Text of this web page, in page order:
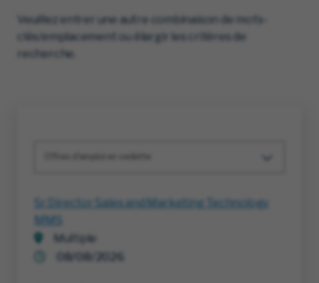
Veuillez entrer une autre combinaison de mots-
clés/emplacement ou élargir les critères de
recherche.
Sr Director Sales and Marketing Technology
MMS
Multiple
08/08/2026